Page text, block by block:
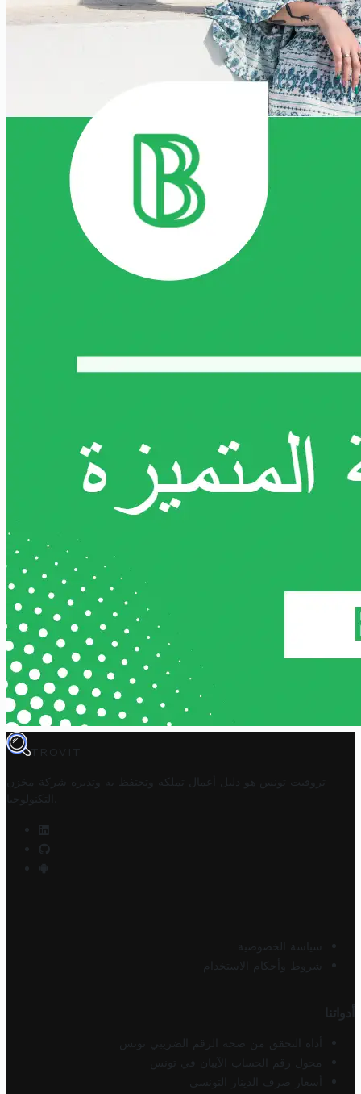
TROVIT
تروفيت تونس هو دليل أعمال تملكه وتحتفظ به وتديره
شركة مخزن
التكنولوجيا
سياسة الخصوصية
شروط وأحكام الاستخدام
أدواتنا
أداة التحقق من صحة الرقم الضريبي تونس
محول رقم الحساب الآيبان في تونس
أسعار صرف الدينار التونسي